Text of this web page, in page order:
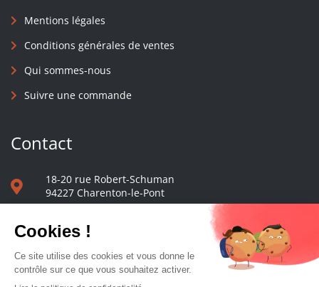
Mentions légales
Conditions générales de ventes
Qui sommes-nous
Suivre une commande
Contact
18-20 rue Robert-Schuman
94227 Charenton-le-Pont